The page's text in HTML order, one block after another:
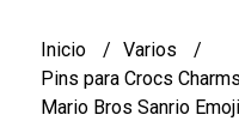
Inicio
Varios
Pins para Crocs
Mario Bros Sanrio